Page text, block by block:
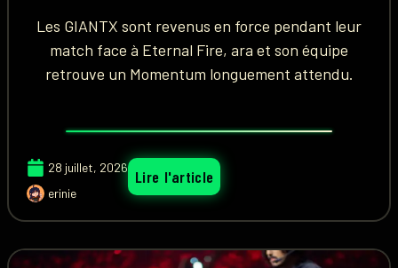
Les GIANTX sont revenus en force pendant leur
match face à Eternal Fire, ara et son équipe
retrouve un Momentum longuement attendu.
28 juillet, 2026
erinie
Lire l'article